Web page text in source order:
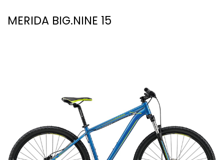
MERIDA BIG.NINE 15